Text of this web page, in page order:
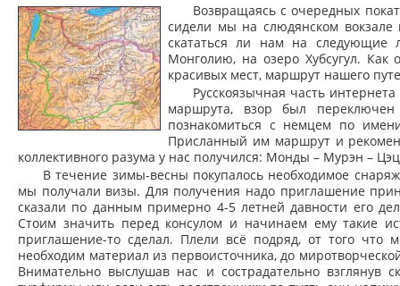
Возвращаясь с очередных
сидели мы на слюдянском
скататься ли нам на следующие
Монголию, на озеро Хубсугул. Как
красивых мест, маршрут нашего
Русскоязычная часть
маршрута, взор был
познакомиться с немцем по
Присланный им маршрут и
коллективного разума у нас получился: Монды – Мурэн –
В течение зимы-весны покупалось необходимое
мы получали визы. Для получения надо приглашение
сказали по данным примерно 4-5 летней давности его
Стоим значить перед консулом и начинаем ему такие
приглашение-то сделал. Плели всё подряд, от того
необходим материал из первоисточника, до
Внимательно выслушав нас и сострадательно